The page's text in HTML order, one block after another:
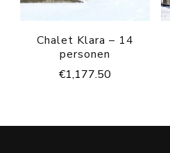
Chalet Klara – 14
personen
€1,177.50